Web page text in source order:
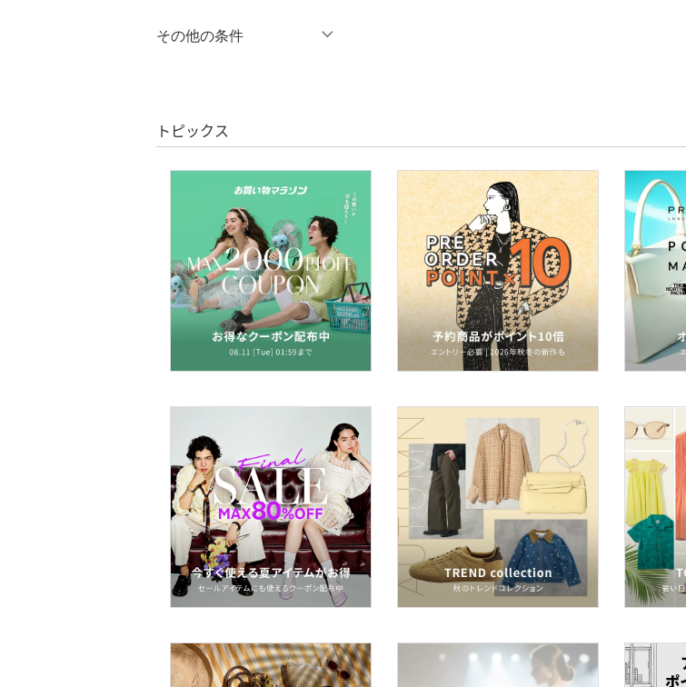
オールインワン・オーバ
シューズ・靴
靴下・レッグウェア
ファッション雑貨
アクセサリー・腕時計
財布・ポーチ・ケース
ヘアアクセサリー
マタニティウェア・ベビ
ー用品
スーツ・フォーマル
水着・スイムグッズ
スキンケア
絞り込み
％OFF～ ％OFF
その他の条件
クリア 絞り込み
トピックス